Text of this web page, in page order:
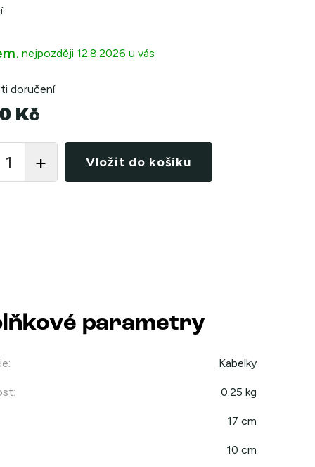
12.8.2026
doručení
Kč
Vložit do košíku
parametry
: Kabelky
: 0.25 kg
17 cm
10 cm